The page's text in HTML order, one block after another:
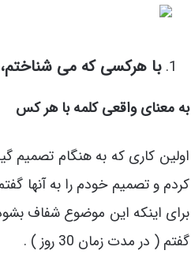
با هرکسی که می شناختم،
به معنای واقعی کلمه با هر کس
اولین کاری که به هنگام تصمیم
کردم و تصمیم خودم را به آنها
برای اینکه این موضوع شفاف
گفتم ( در مدت زمان 30 روز ) .